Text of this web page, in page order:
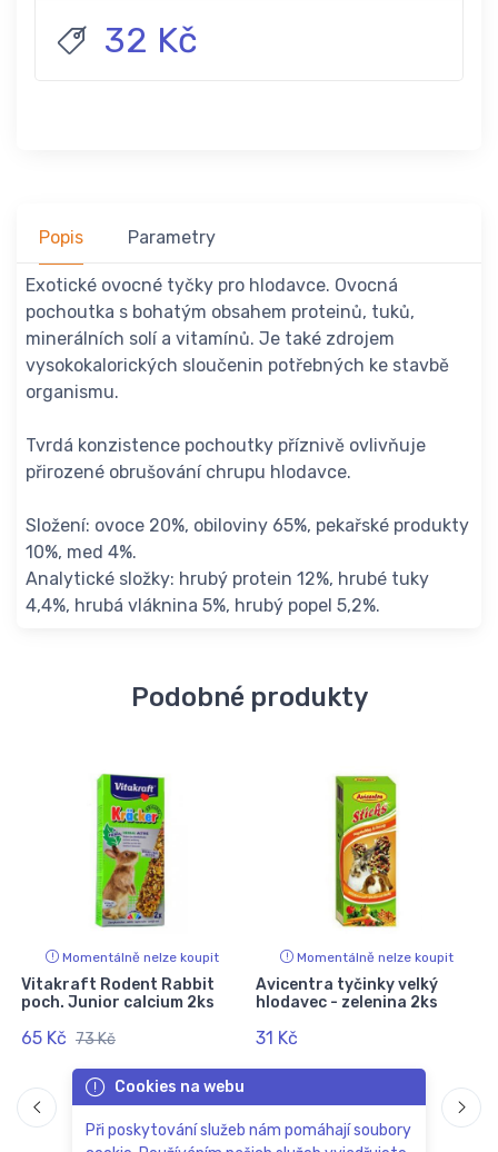
32 Kč
Popis Parametry
Exotické ovocné tyčky pro hlodavce. Ovocná
pochoutka s bohatým obsahem proteinů, tuků,
minerálních solí a vitamínů. Je také zdrojem
vysokokalorických sloučenin potřebných ke stavbě
organismu.
Tvrdá konzistence pochoutky příznivě ovlivňuje
přirozené obrušování chrupu hlodavce.
Složení: ovoce 20%, obiloviny 65%, pekařské produkty
10%, med 4%.
Analytické složky: hrubý protein 12%, hrubé tuky
4,4%, hrubá vláknina 5%, hrubý popel 5,2%.
Podobné produkty
Momentálně nelze koupit
Vitakraft Rodent Rabbit
poch. Junior calcium 2ks
65 Kč 73 Kč
Momentálně nelze koupit
Avicentra tyčinky velký
hlodavec - zelenina 2ks
31 Kč
Cookies na webu
Při poskytování služeb nám pomáhají soubory